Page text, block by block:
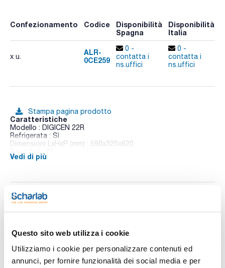
Questo sito web utilizza i cookie
Utilizziamo i cookie per personalizzare contenuti ed
annunci, per fornire funzionalità dei social media e per
Confezionamento Codice
Disponibilità
Spagna
Disponibilità
Italia
x u.
ALR-
0CE259
0 -
contatta i
ns.uffici
0 -
contatta i
ns.uffici
Stampa pagina prodotto
Caratteristiche
Modello : DIGICEN 22R
Refrigerata : Sì
Dimensioni LxHxP (mm) : 590x320x620
Voltaggio (V) : 220-230
Conf. (unità) : 1
Le centrifughe Digicen 22 si distinguono per la loro versatilità
Install), che permette di installarli sul rotore in modo sicuro
senza bisogno di attrezzi e sbloccarli semplicemente
rimuovendoli dalla loro posizione. Le centrifughe sono
progettate per la lavorazione di un'ampia gamma di campioni
e offrono il controllo più completo grazie all'applicazione
Vedi di più
Ti potrebbe interessare anche